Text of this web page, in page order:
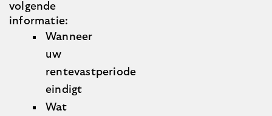
volgende
informatie:
Wanneer
uw
rentevastperiode
eindigt
Wat